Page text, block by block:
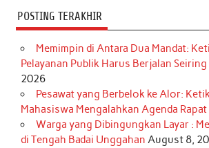
POSTING TERAKHIR
Memimpin di Antara Dua Mandat:
Pelayanan Publik Harus Berjalan Seiring
2026
Pesawat yang Berbelok ke Alor:
Mahasiswa Mengalahkan Agenda Rapat
Warga yang Dibingungkan Layar :
di Tengah Badai Unggahan August 8,